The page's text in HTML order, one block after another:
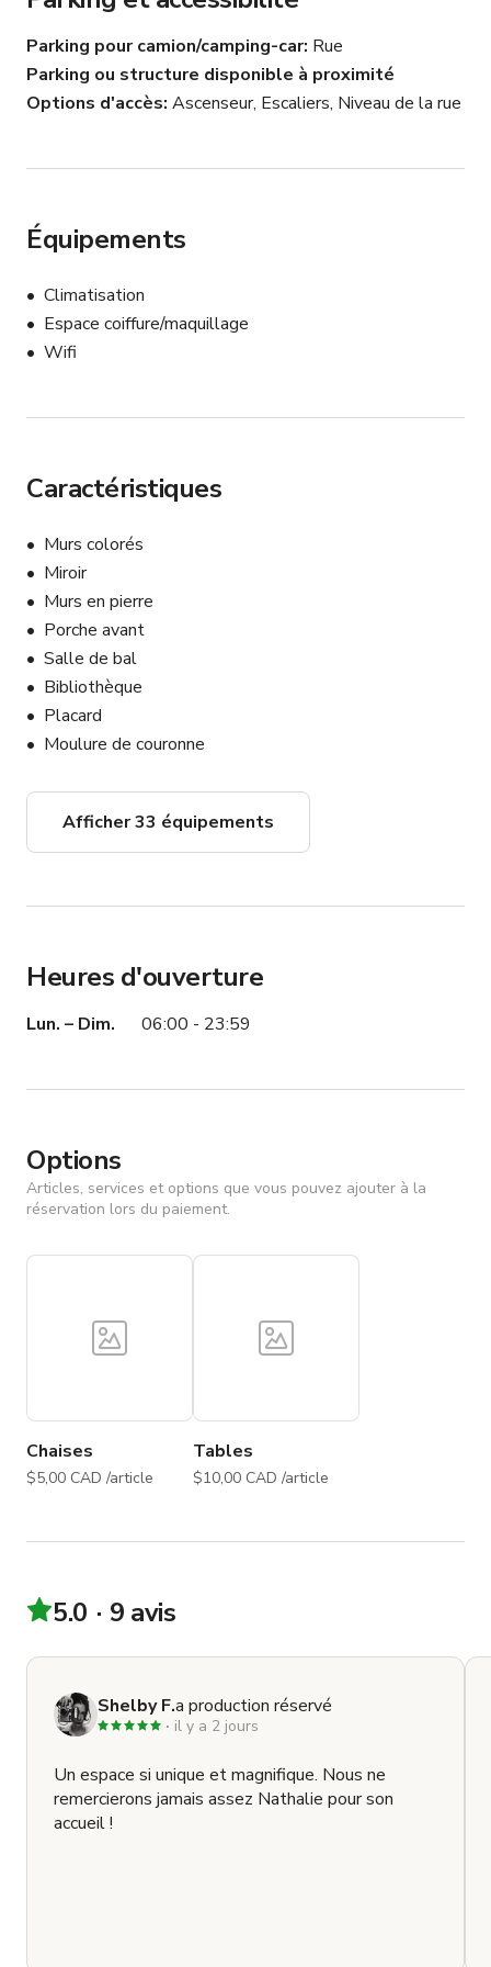
Le stationnement peut être disponible sur demande et
moyennant des frais supplémentaires.
* Cette propriété nécessite une assurance responsabilité
Parking pour camion/camping-car Rue
Parking ou structure disponible à proximité
Options d'accès Ascenseur, Escaliers, Niveau de la rue
Équipements
Climatisation
Espace coiffure/maquillage
Wifi
Caractéristiques
Murs colorés
Miroir
Murs en pierre
Porche avant
Salle de bal
Bibliothèque
Placard
Moulure de couronne
Afficher 33 équipements
Heures d'ouverture
Lun. – Dim. 06:00 - 23:59
Options
Articles, services et options que vous pouvez ajouter à la
réservation lors du paiement.
Chaises
$5,00 CAD /article
Tables
$10,00 CAD /article
5.0 9 avis
Shelby F.a production réservé
il y a 2 jours
Un espace si unique et magnifique. Nous ne
remercierons jamais assez Nathalie pour son
accueil !